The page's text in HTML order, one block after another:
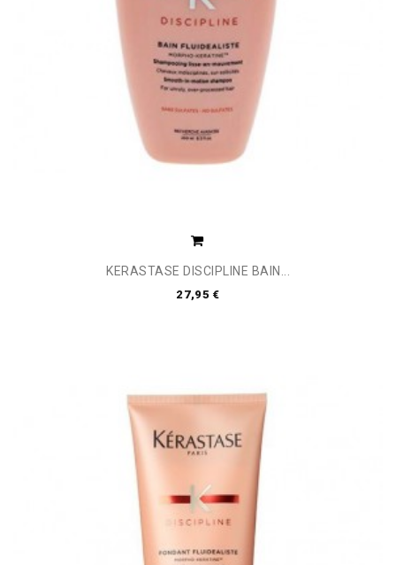
KERASTASE DISCIPLINE BAIN...
27,95 €